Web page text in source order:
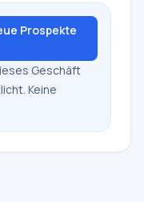
Prospekte
Geschäft
Keine